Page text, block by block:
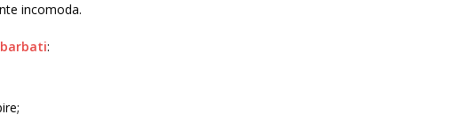
incomoda.
: